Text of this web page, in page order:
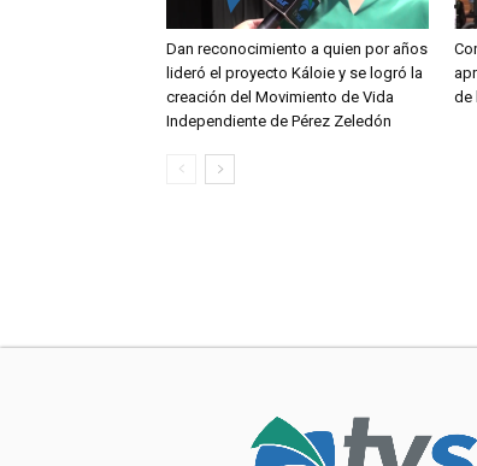
Dan reconocimiento a quien por años
lideró el proyecto Káloie y se logró la
creación del Movimiento de Vida
Independiente de Pérez Zeledón
de